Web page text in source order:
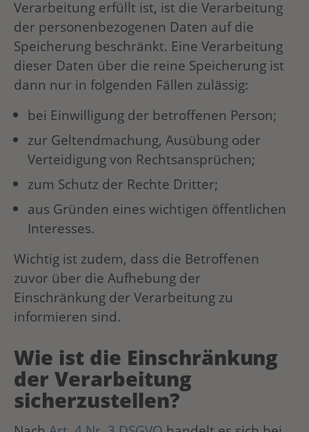
Verarbeitung erfüllt ist, ist die Verarbeitung
der personenbezogenen Daten auf die
Speicherung beschränkt. Eine Verarbeitung
dieser Daten über die reine Speicherung ist
dann nur in folgenden Fällen zulässig:
bei Einwilligung der betroffenen Person;
zur Geltendmachung, Ausübung oder
Verteidigung von Rechtsansprüchen;
zum Schutz der Rechte Dritter;
aus Gründen eines wichtigen öffentlichen
Interesses.
Wichtig ist zudem, dass die Betroffenen
zuvor über die Aufhebung der
Einschränkung der Verarbeitung zu
informieren sind.
Wie ist die Einschränkung
der Verarbeitung
sicherzustellen?